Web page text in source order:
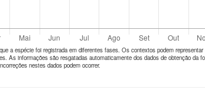
a espécie foi registrada em diferentes fases. Os contextos podem
As informações são resgatadas automaticamente dos dados de obtenção da
nestes dados podem ocorrer.